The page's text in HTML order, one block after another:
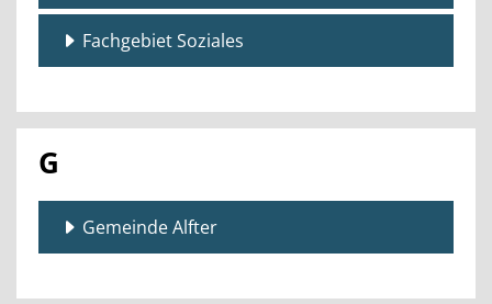
Fachgebiet Soziales
G
Gemeinde Alfter